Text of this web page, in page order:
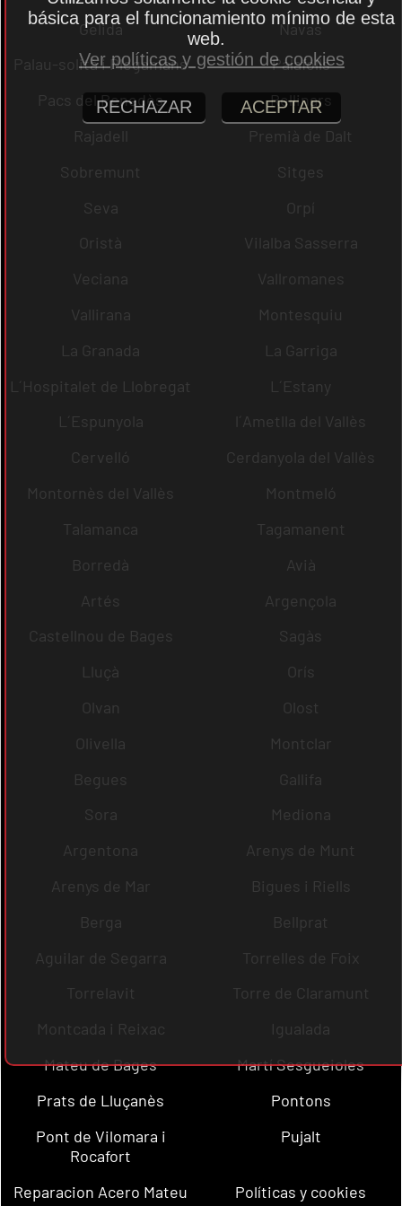
Gelida
Navas
Palau-solità i Plegamans
Palafolls
Pacs del Penedès
Rellinars
Rajadell
Premià de Dalt
Sobremunt
Sitges
Seva
Orpí
Oristà
Vilalba Sasserra
Veciana
Vallromanes
Vallirana
Montesquiu
La Granada
La Garriga
L´Hospitalet de Llobregat
L´Estany
L´Espunyola
l´Ametlla del Vallès
Cervelló
Cerdanyola del Vallès
Montornès del Vallès
Montmeló
Talamanca
Tagamanent
Borredà
Avià
Artés
Argençola
Castellnou de Bages
Sagàs
Lluçà
Orís
Olvan
Olost
Olivella
Montclar
Begues
Gallifa
Sora
Mediona
Argentona
Arenys de Munt
Arenys de Mar
Bigues i Riells
Berga
Bellprat
Aguilar de Segarra
Torrelles de Foix
Torrelavit
Torre de Claramunt
Montcada i Reixac
Igualada
Mateu de Bages
Martí Sesgueioles
Prats de Lluçanès
Pontons
Pont de Vilomara i
Rocafort
Pujalt
Reparacion Acero Mateu
Políticas y cookies
básica para el funcionamiento mínimo de esta
web.
Ver políticas y gestión de cookies
RECHAZAR ACEPTAR